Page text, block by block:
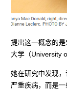
提出这一概念的
大学（University
她在研究中发现
严重疾病，而是一